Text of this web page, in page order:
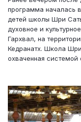
программа началась
детей школы Шри
духовное и
Гархвал, на
Кедранатх. Школа
охваченная